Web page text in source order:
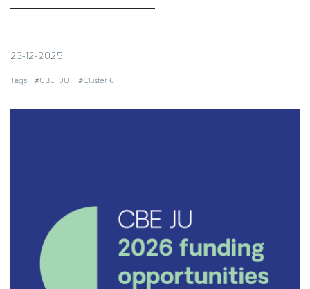
23-12-2025
Tags: #CBE_JU #Cluster 6